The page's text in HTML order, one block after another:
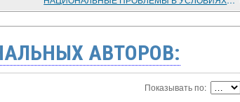
АВТОРОВ:
Показывать по: